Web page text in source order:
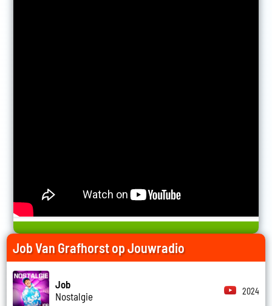
Job Van Grafhorst op Jouwradio
Job
Nostalgie
2024